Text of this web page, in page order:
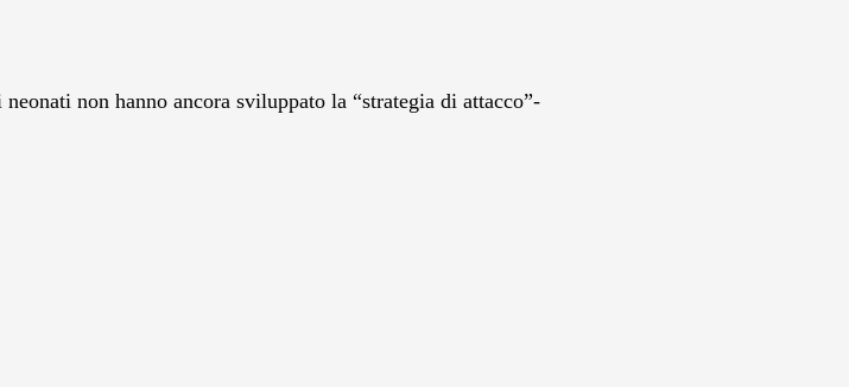
non hanno ancora sviluppato la “strategia di attacco”-